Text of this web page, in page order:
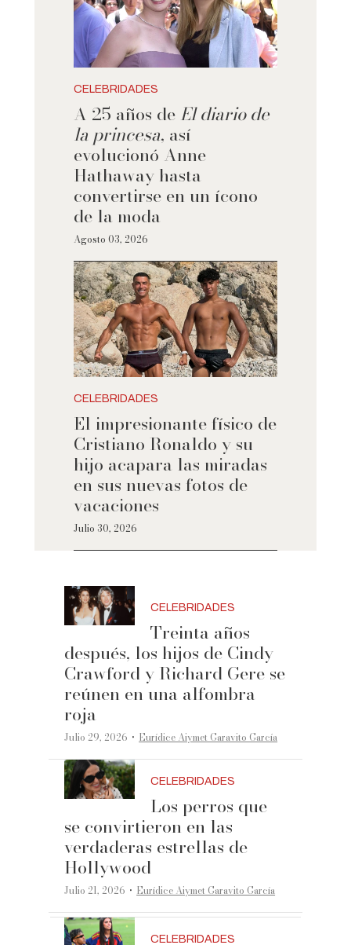
CELEBRIDADES
A 25 años de El diario de
la princesa, así
evolucionó Anne
Hathaway hasta
convertirse en un ícono
de la moda
Agosto 03, 2026
CELEBRIDADES
El impresionante físico de
Cristiano Ronaldo y su
hijo acapara las miradas
en sus nuevas fotos de
vacaciones
Julio 30, 2026
CELEBRIDADES
Treinta años
después, los hijos de Cindy
Crawford y Richard Gere se
reúnen en una alfombra
roja
Julio 29, 2026 ·Eurídice Aiymet Garavito García
CELEBRIDADES
Los perros que
se convirtieron en las
verdaderas estrellas de
Hollywood
Julio 21, 2026 ·Eurídice Aiymet Garavito García
CELEBRIDADES